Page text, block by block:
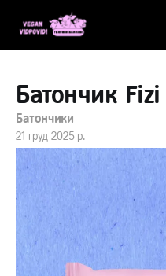
Батончик
Батончики
21 груд 2025 р.